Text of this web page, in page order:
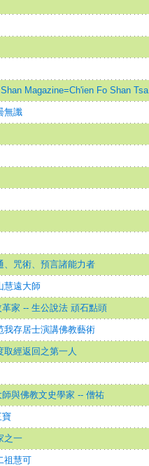
Magazine=Ch'ien Fo Shan
無讖
、咒術、預言諸能力者
慧遠大師
家 -- 生公說法 頑石點頭
我存居士演講佛教藝術
取經返回之第一人
與佛教文史學家 -- 僧祐
寶
之一
祖慧可